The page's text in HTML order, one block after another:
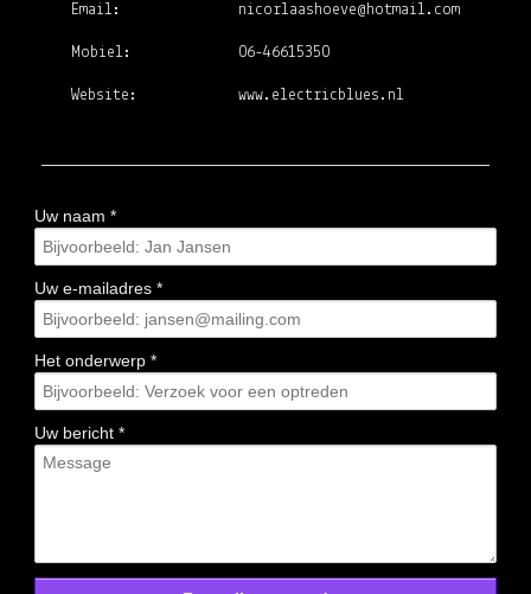
Email: nicorlaashoeve@hotmail.com
Mobiel: 06-46615350
Website: www.electricblues.nl
Uw naam *
Uw e-mailadres *
Het onderwerp *
Uw bericht *